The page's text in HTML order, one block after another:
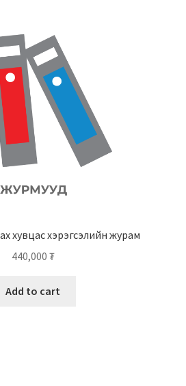
хувцас хэрэгсэлийн журам
440,000 ₮
Add to cart